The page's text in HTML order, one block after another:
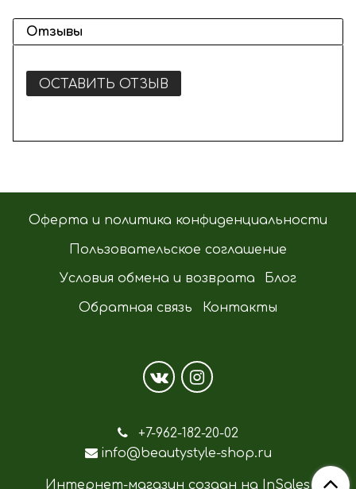
Отзывы
ОСТАВИТЬ ОТЗЫВ
Оферта и политика конфиденциальности
Пользовательское соглашение
Условия обмена и возврата Блог
Обратная связь Контакты
+7-962-182-20-02
info@beautystyle-shop.ru
Интернет-магазин создан на InSales